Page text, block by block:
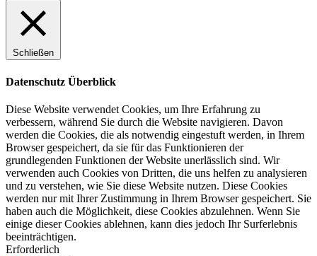
Schließen
Datenschutz Überblick
Diese Website verwendet Cookies, um Ihre Erfahrung zu
verbessern, während Sie durch die Website navigieren. Davon
werden die Cookies, die als notwendig eingestuft werden, in Ihrem
Browser gespeichert, da sie für das Funktionieren der
grundlegenden Funktionen der Website unerlässlich sind. Wir
verwenden auch Cookies von Dritten, die uns helfen zu analysieren
und zu verstehen, wie Sie diese Website nutzen. Diese Cookies
werden nur mit Ihrer Zustimmung in Ihrem Browser gespeichert. Sie
haben auch die Möglichkeit, diese Cookies abzulehnen. Wenn Sie
einige dieser Cookies ablehnen, kann dies jedoch Ihr Surferlebnis
beeinträchtigen.
Erforderlich